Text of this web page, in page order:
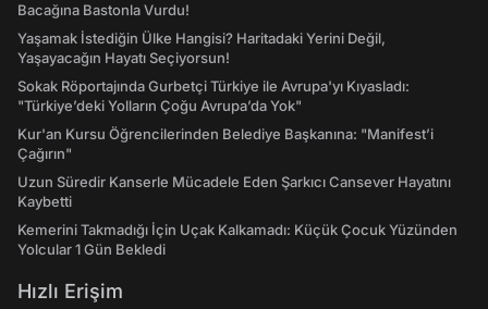
Bacağına Bastonla Vurdu!
Yaşamak İstediğin Ülke Hangisi? Haritadaki Yerini Değil,
Yaşayacağın Hayatı Seçiyorsun!
Sokak Röportajında Gurbetçi Türkiye ile Avrupa'yı Kıyasladı:
"Türkiye’deki Yolların Çoğu Avrupa’da Yok"
Kur'an Kursu Öğrencilerinden Belediye Başkanına: "Manifest’i
Çağırın"
Uzun Süredir Kanserle Mücadele Eden Şarkıcı Cansever Hayatını
Kaybetti
Kemerini Takmadığı İçin Uçak Kalkamadı: Küçük Çocuk Yüzünden
Yolcular 1 Gün Bekledi
Hızlı Erişim